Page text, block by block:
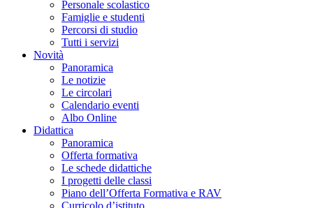
Personale scolastico
Famiglie e studenti
Percorsi di studio
Tutti i servizi
Novità
Panoramica
Le notizie
Le circolari
Calendario eventi
Albo Online
Didattica
Panoramica
Offerta formativa
Le schede didattiche
I progetti delle classi
Piano dell’Offerta Formativa e RAV
Curricolo d’istituto